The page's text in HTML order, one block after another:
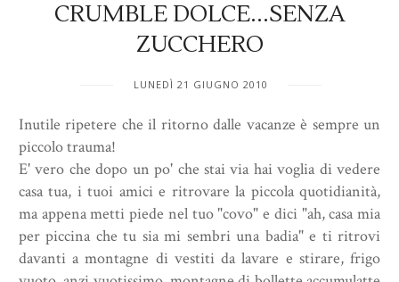
CRUMBLE DOLCE...SENZA
ZUCCHERO
LUNEDÌ 21 GIUGNO 2010
Inutile ripetere che il ritorno dalle vacanze è sempre un
piccolo trauma!
E' vero che dopo un po' che stai via hai voglia di vedere
casa tua, i tuoi amici e ritrovare la piccola quotidianità,
ma appena metti piede nel tuo "covo" e dici "ah, casa mia
per piccina che tu sia mi sembri una badia" e ti ritrovi
davanti a montagne di vestiti da lavare e stirare, frigo